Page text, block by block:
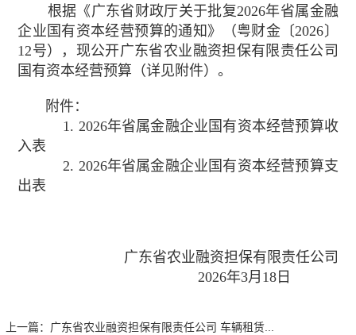
根据《广东省财政厅关于批复2026年省属金融
企业国有资本经营预算的通知》（粤财金〔2026〕
12号），现公开广东省农业融资担保有限责任公司
国有资本经营预算（详见附件）。
附件：
1. 2026年省属金融企业国有资本经营预算收
入表
2. 2026年省属金融企业国有资本经营预算支
出表
广东省农业融资担保有限责任公司
2026年3月18日
上一篇： 广东省农业融资担保有限责任公司 车辆租赁...